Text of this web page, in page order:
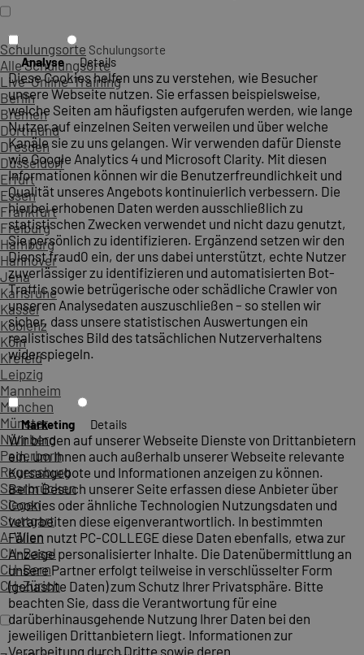
Schulungsorte Schulungsorte
Alle Schulungsorte
Live-Online-Training
Berlin
Bremen
Dortmund
Dresden
Düsseldorf
Erfurt
Essen
Frankfurt
Freiburg
Hamburg
Hannover
Jena
Karlsruhe
Kassel
Koblenz
Köln
Krefeld
Leipzig
Mannheim
München
Münster
Nürnberg
Paderborn
Regensburg
Saarbrücken
Siegen
Stuttgart
A-Wien
CH-Basel
CH-Bern
CH-Zürich
Analyse Details
Diese Cookies helfen uns zu verstehen, wie Besucher
unsere Webseite nutzen. Sie erfassen beispielsweise,
welche Seiten am häufigsten aufgerufen werden, wie lange
Nutzer auf einzelnen Seiten verweilen und über welche
Kanäle sie zu uns gelangen. Wir verwenden dafür Dienste
wie Google Analytics 4 und Microsoft Clarity. Mit diesen
Informationen können wir die Benutzerfreundlichkeit und
Qualität unseres Angebots kontinuierlich verbessern. Die
hierbei erhobenen Daten werden ausschließlich zu
statistischen Zwecken verwendet und nicht dazu genutzt,
Sie persönlich zu identifizieren. Ergänzend setzen wir den
Dienst fraud0 ein, der uns dabei unterstützt, echte Nutzer
zuverlässiger zu identifizieren und automatisierten Bot-
Traffic sowie betrügerische oder schädliche Crawler von
unseren Analysedaten auszuschließen – so stellen wir
sicher, dass unsere statistischen Auswertungen ein
realistisches Bild des tatsächlichen Nutzerverhaltens
widerspiegeln.
Marketing Details
Wir binden auf unserer Webseite Dienste von Drittanbietern
ein, um Ihnen auch außerhalb unserer Webseite relevante
Kursangebote und Informationen anzeigen zu können.
Beim Besuch unserer Seite erfassen diese Anbieter über
Cookies oder ähnliche Technologien Nutzungsdaten und
verarbeiten diese eigenverantwortlich. In bestimmten
Fällen nutzt PC-COLLEGE diese Daten ebenfalls, etwa zur
Anzeige personalisierter Inhalte. Die Datenübermittlung an
unsere Partner erfolgt teilweise in verschlüsselter Form
(gehashte Daten) zum Schutz Ihrer Privatsphäre. Bitte
beachten Sie, dass die Verantwortung für eine
darüberhinausgehende Nutzung Ihrer Daten bei den
jeweiligen Drittanbietern liegt. Informationen zur
Verarbeitung durch Dritte sowie deren